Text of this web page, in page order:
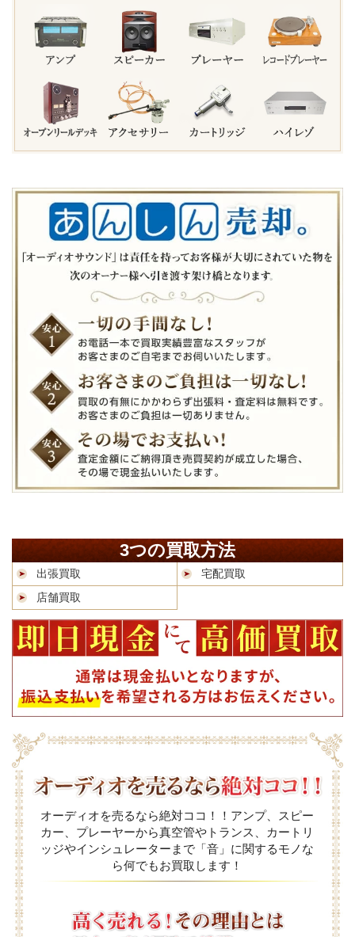
3つの買取方法
出張買取
宅配買取
店舗買取
オーディオを売るなら絶対ココ！！アンプ、スピー
カー、プレーヤーから真空管やトランス、カートリ
ッジやインシュレーターまで「音」に関するモノな
ら何でもお買取します！